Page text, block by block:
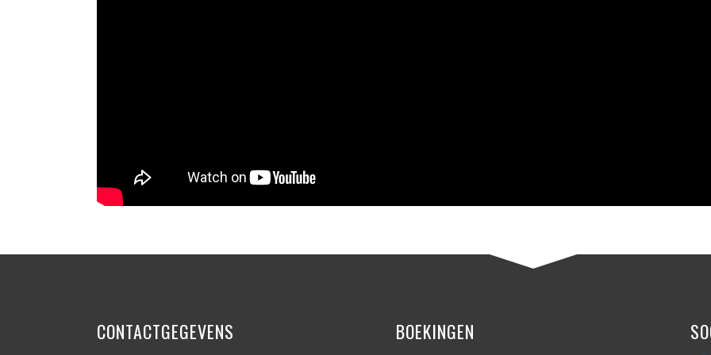
CONTACTGEGEVENS BOEKINGEN